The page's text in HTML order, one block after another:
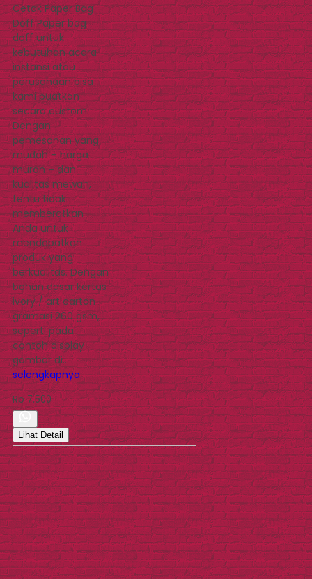
Cetak Paper Bag
Doff Paper bag
doff untuk
kebutuhan acara
instansi atau
perusahaan bisa
kami buatkan
secara custom.
Dengan
pemesanan yang
mudah – harga
murah – dan
kualitas mewah,
tentu tidak
memberatkan
Anda untuk
mendapatkan
produk yang
berkualitas. Dengan
bahan dasar kertas
ivory / art carton
gramasi 260 gsm,
seperti pada
contoh display
gambar di…
selengkapnya
Rp 7.500
Lihat Detail